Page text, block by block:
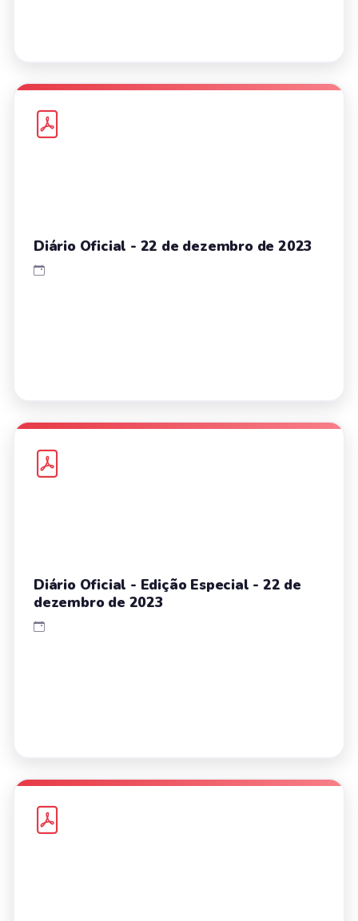
Diário Oficial - 22 de dezembro de 2023
Diário Oficial - Edição Especial - 22 de
dezembro de 2023